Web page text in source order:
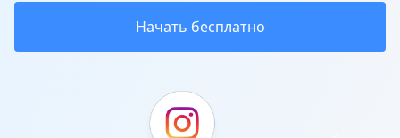
Начать бесплатно